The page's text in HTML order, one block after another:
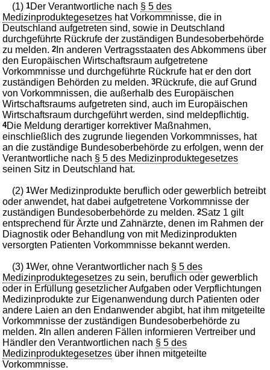
13 weitere Fassungen | Drucksachen / Entwurf / Begründung
wird in 23 Vorschriften zitiert
Abschnitt 2 Meldung von Vorkommnissen und Rückrufen
(1)1Der Verantwortliche nach § 5 des
Medizinproduktegesetzes hat Vorkommnisse, die in
Deutschland aufgetreten sind, sowie in Deutschland
durchgeführte Rückrufe der zuständigen Bundesoberbehörde
zu melden.2 In anderen Vertragsstaaten des Abkommens über
den Europäischen Wirtschaftsraum aufgetretene
Vorkommnisse und durchgeführte Rückrufe hat er den dort
zuständigen Behörden zu melden.3Rückrufe, die auf Grund
von Vorkommnissen, die außerhalb des Europäischen
Wirtschaftsraums aufgetreten sind, auch im Europäischen
Wirtschaftsraum durchgeführt werden, sind meldepflichtig.
4Die Meldung derartiger korrektiver Maßnahmen,
einschließlich des zugrunde liegenden Vorkommnisses, hat
an die zuständige Bundesoberbehörde zu erfolgen, wenn der
Verantwortliche nach § 5 des Medizinproduktegesetzes
seinen Sitz in Deutschland hat.
(2)1Wer Medizinprodukte beruflich oder gewerblich betreibt
oder anwendet, hat dabei aufgetretene Vorkommnisse der
zuständigen Bundesoberbehörde zu melden.2Satz 1 gilt
entsprechend für Ärzte und Zahnärzte, denen im Rahmen der
Diagnostik oder Behandlung von mit Medizinprodukten
versorgten Patienten Vorkommnisse bekannt werden.
(3)1Wer, ohne Verantwortlicher nach § 5 des
Medizinproduktegesetzes zu sein, beruflich oder gewerblich
oder in Erfüllung gesetzlicher Aufgaben oder Verpflichtungen
Medizinprodukte zur Eigenanwendung durch Patienten oder
andere Laien an den Endanwender abgibt, hat ihm mitgeteilte
Vorkommnisse der zuständigen Bundesoberbehörde zu
melden.2 In allen anderen Fällen informieren Vertreiber und
Händler den Verantwortlichen nach § 5 des
Medizinproduktegesetzes über ihnen mitgeteilte
Vorkommnisse.